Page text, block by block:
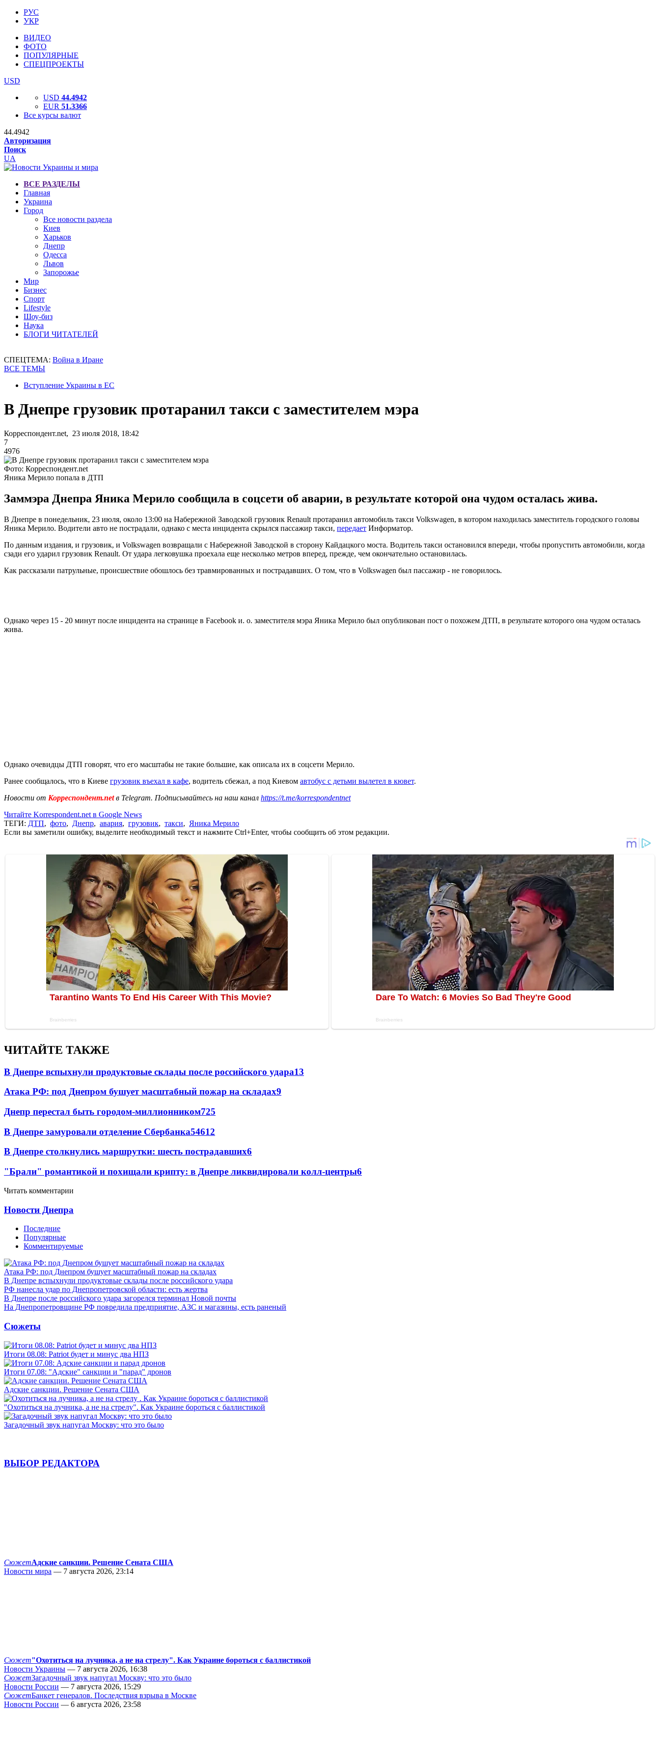
РУС
УКР
ВИДЕО
ФОТО
ПОПУЛЯРНЫЕ
СПЕЦПРОЕКТЫ
USD
USD 44.4942
EUR 51.3366
Все курсы валют
44.4942
Авторизация
Поиск
UA
ВСЕ РАЗДЕЛЫ
Главная
Украина
Город
Все новости раздела
Киев
Харьков
Днепр
Одесса
Львов
Запорожье
Мир
Бизнес
Спорт
Lifestyle
Шоу-биз
Наука
БЛОГИ ЧИТАТЕЛЕЙ
СПЕЦТЕМА: Война в Иране
ВСЕ ТЕМЫ
Вступление Украины в ЕС
В Днепре грузовик протаранил такси с заместителем мэра
Корреспондент.net, 23 июля 2018, 18:42
7
4976
Фото: Корреспондент.net
Яника Мерило попала в ДТП
Заммэра Днепра Яника Мерило сообщила в соцсети об аварии, в результате которой она чудом осталась жива.
В Днепре в понедельник, 23 июля, около 13:00 на Набережной Заводской грузовик Renault протаранил автомобиль такси Volkswagen, в котором находилась заместитель городского головы
Яника Мерило. Водители авто не пострадали, однако с места инцидента скрылся пассажир такси, передает Информатор.
По данным издания, и грузовик, и Volkswagen возвращали с Набережной Заводской в ​​сторону Кайдацкого моста. Водитель такси остановился впереди, чтобы пропустить автомобили, когда
сзади его ударил грузовик Renault. От удара легковушка проехала еще несколько метров вперед, прежде, чем окончательно остановилась.
Как рассказали патрульные, происшествие обошлось без травмированных и пострадавших. О том, что в Volkswagen был пассажир - не говорилось.
Однако через 15 - 20 минут после инцидента на странице в Facebook и. о. заместителя мэра Яника Мерило был опубликован пост о похожем ДТП, в результате которого она чудом осталась
жива.
Однако очевидцы ДТП говорят, что его масштабы не такие большие, как описала их в соцсети Мерило.
Ранее сообщалось, что в Киеве грузовик въехал в кафе, водитель сбежал, а под Киевом автобус с детьми вылетел в кювет.
Новости от Корреспондент.netв Telegram. Подписывайтесь на наш канал https://t.me/korrespondentnet
Читайте Korrespondent.net в Google News
ТЕГИ: ДТП, фото, Днепр, авария, грузовик, такси, Яника Мерило
Если вы заметили ошибку, выделите необходимый текст и нажмите Ctrl+Enter, чтобы сообщить об этом редакции.
ЧИТАЙТЕ ТАКЖЕ
В Днепре вспыхнули продуктовые склады после российского удара13
Атака РФ: под Днепром бушует масштабный пожар на складах9
Днепр перестал быть городом-миллионником725
В Днепре замуровали отделение Сбербанка54612
В Днепре столкнулись маршрутки: шесть пострадавших6
"Брали" романтикой и похищали крипту: в Днепре ликвидировали колл-центры6
Читать комментарии
Новости Днепра
Последние
Популярные
Комментируемые
Атака РФ: под Днепром бушует масштабный пожар на складах
В Днепре вспыхнули продуктовые склады после российского удара
РФ нанесла удар по Днепропетровской области: есть жертва
В Днепре после российского удара загорелся терминал Новой почты
На Днепропетровщине РФ повредила предприятие, АЗС и магазины, есть раненый
Сюжеты
Итоги 08.08: Patriot будет и минус два НПЗ
Итоги 07.08: "Адские" санкции и "парад" дронов
Адские санкции. Решение Сената США
"Охотиться на лучника, а не на стрелу". Как Украине бороться с баллистикой
Загадочный звук напугал Москву: что это было
ВЫБОР РЕДАКТОРА
СюжетАдские санкции. Решение Сената США
Новости мира — 7 августа 2026, 23:14
Сюжет"Охотиться на лучника, а не на стрелу". Как Украине бороться с баллистикой
Новости Украины — 7 августа 2026, 16:38
СюжетЗагадочный звук напугал Москву: что это было
Новости России — 7 августа 2026, 15:29
СюжетБанкет генералов. Последствия взрыва в Москве
Новости России — 6 августа 2026, 23:58